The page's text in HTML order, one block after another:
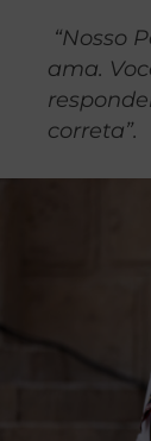
“Nosso
ama.
correta”.